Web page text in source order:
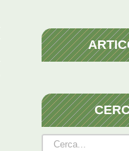
Cerca